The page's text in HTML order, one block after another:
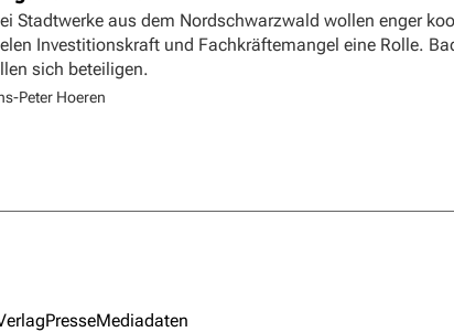
Stadtwerke aus dem Nordschwarzwald wollen enger
Investitionskraft und Fachkräftemangel eine Rolle.
sich beteiligen.
Peter Hoeren
PresseMediadaten